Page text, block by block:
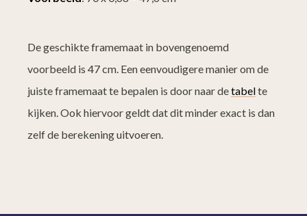
De geschikte framemaat in bovengenoemd
voorbeeld is 47 cm. Een eenvoudigere manier om de
juiste framemaat te bepalen is door naar detabelte
kijken. Ook hiervoor geldt dat dit minder exact is dan
zelf de berekening uitvoeren.